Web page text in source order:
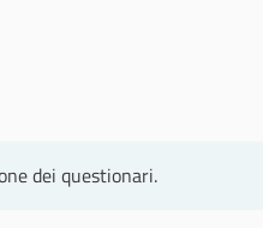
dei questionari.